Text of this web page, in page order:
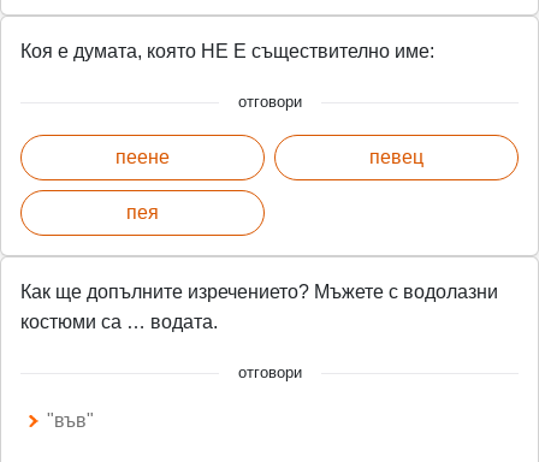
Коя е думата, която НЕ Е съществително име:
отговори
пеене
пея
певец
Как ще допълните изречението? Мъжете с водолазни
костюми са … водата.
отговори
"във"